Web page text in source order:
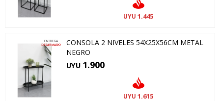
UYU 1.445
CONSOLA 2 NIVELES 54X25X56CM METAL
NEGRO
UYU 1.900
UYU 1.615